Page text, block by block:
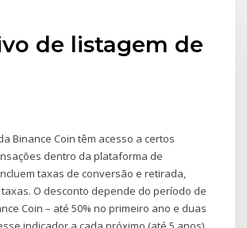
de listagem de
Binance Coin têm acesso a certos
dentro da plataforma de
taxas de conversão e retirada,
O desconto depende do período de
Coin – até 50% no primeiro ano e duas